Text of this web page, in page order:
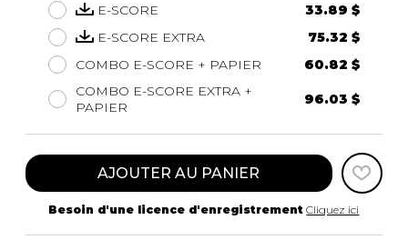
E-SCORE
33.89 $
E-SCORE EXTRA
75.32 $
COMBO E-SCORE + PAPIER
60.82 $
COMBO E-SCORE EXTRA +
PAPIER
96.03 $
AJOUTER AU PANIER
Besoin d'une licence d'enregistrement Cliquez ici